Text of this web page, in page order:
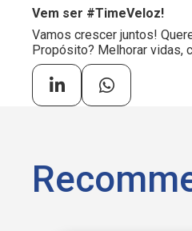
Vem ser #TimeVeloz!
Vamos crescer juntos!
Propósito? Melhorar vidas,